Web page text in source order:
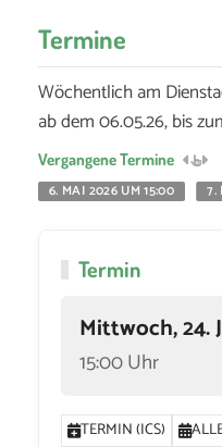
Termine
Wöchentlich am
ab dem 06.05.26, bis
Vergangene Termine
6. MAI 2026 UM 15:00
7.
Termin
Mittwoch, 24.
15:00 Uhr
TERMIN (ICS)